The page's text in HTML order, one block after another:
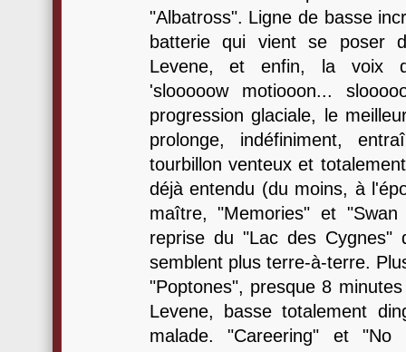
"Albatross". Ligne de basse
batterie qui vient se poser
Levene, et enfin, la voix
'slooooow motiooon...
progression glaciale, le
prolonge, indéfiniment,
tourbillon venteux et
déjà entendu (du moins, à
maître, "Memories" et
reprise du "Lac des Cygnes"
semblent plus terre-à-terre.
"Poptones", presque 8
Levene, basse totalement
malade. "Careering" et